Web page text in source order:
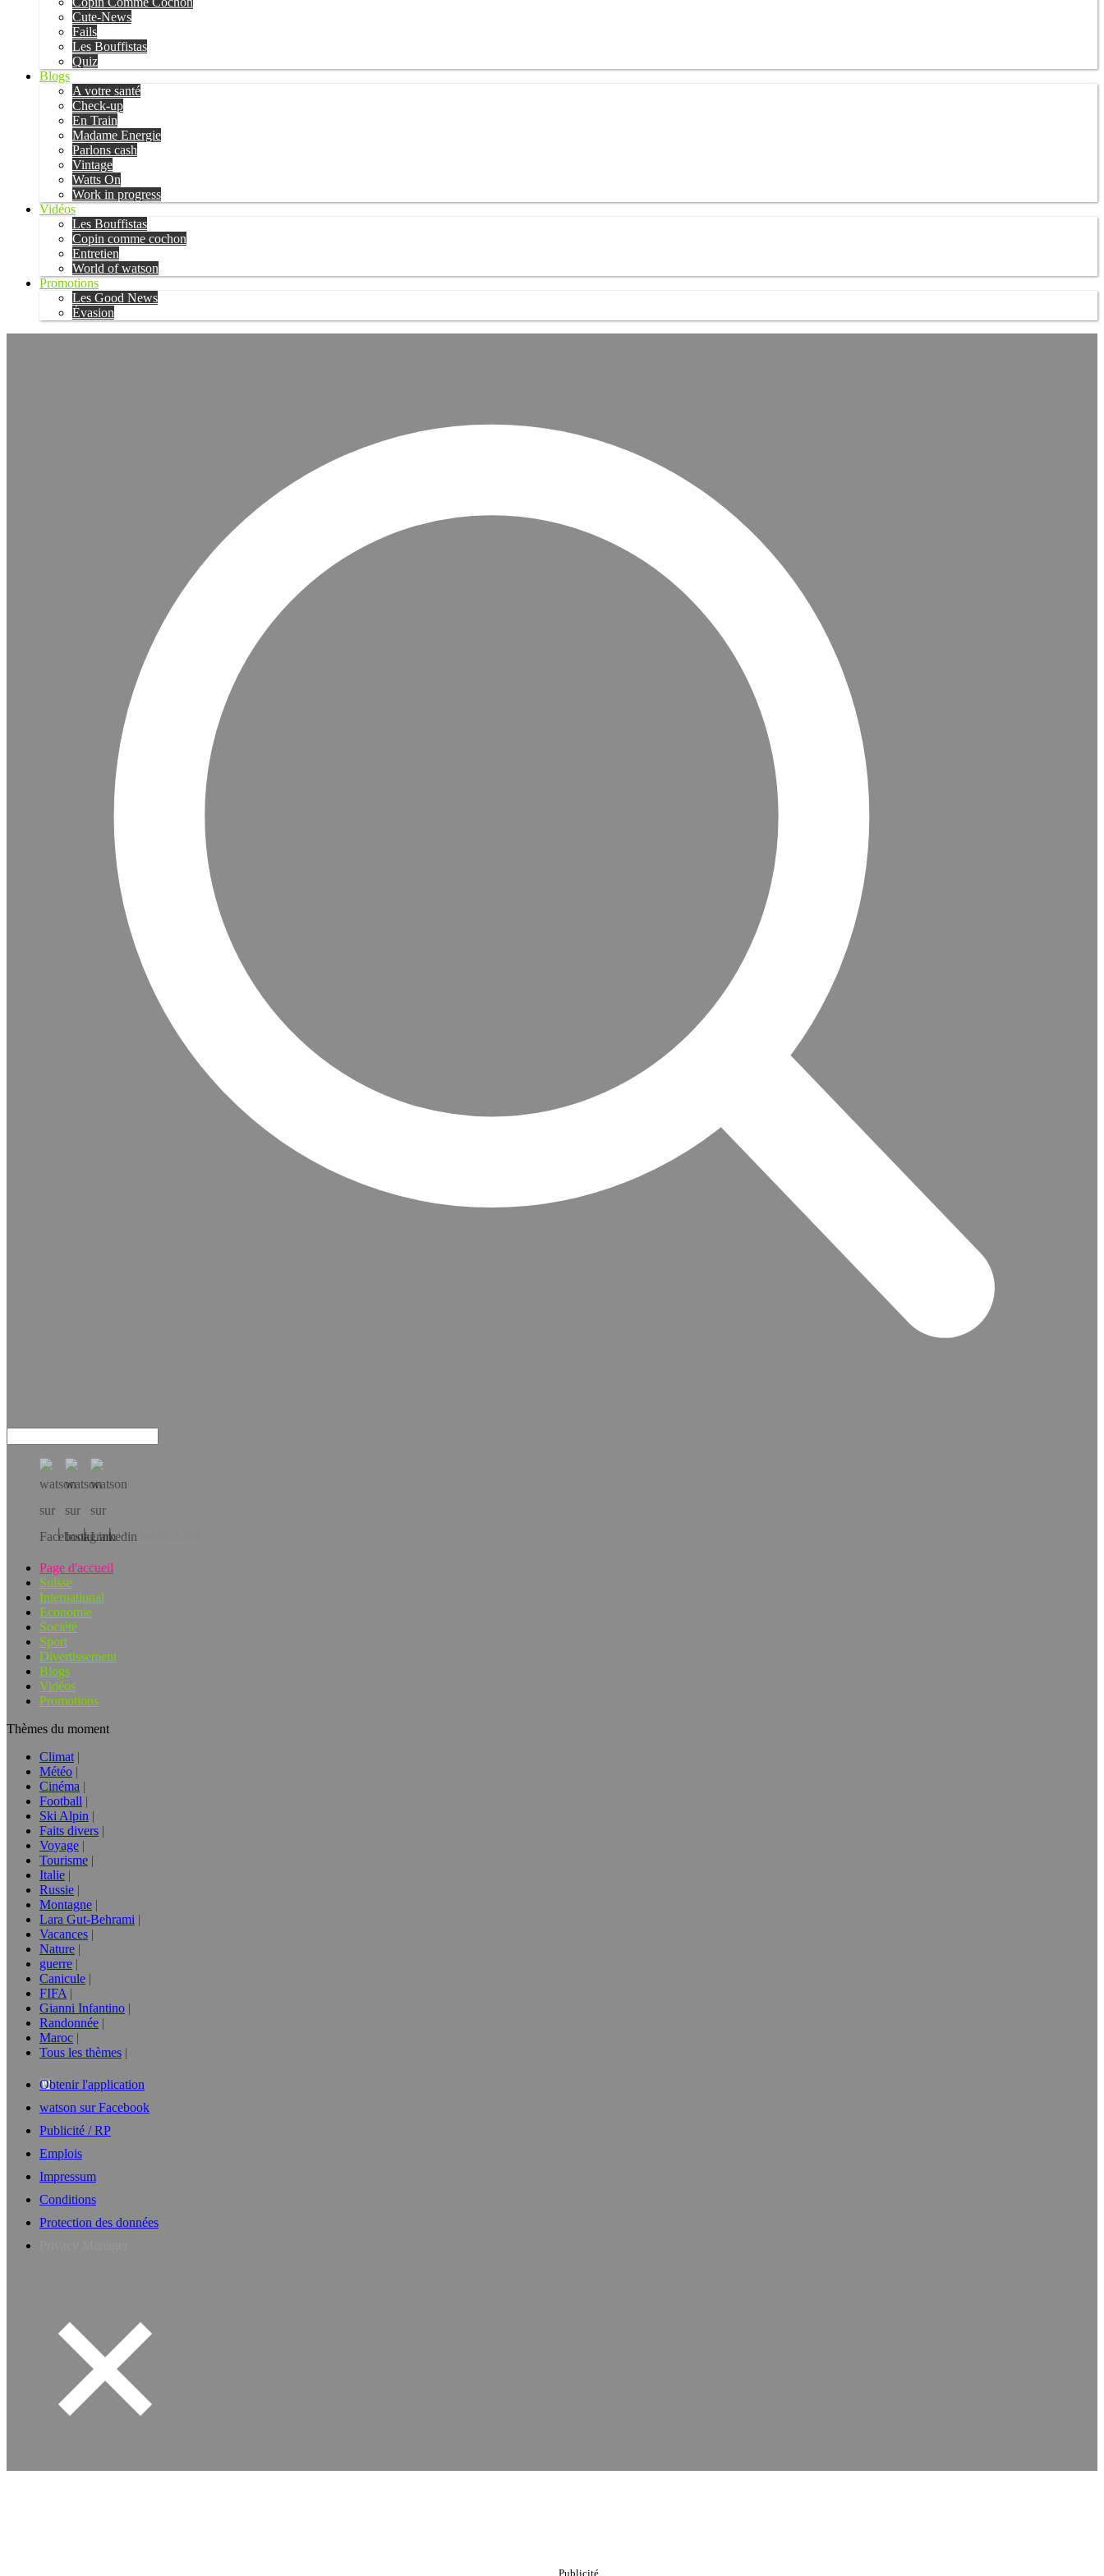
Cute-News
Fails
Les Bouffistas
Quiz
Blogs
A votre santé
Check-up
En Train
Madame Energie
Parlons cash
Vintage
Watts On
Work in progress
Vidéos
Les Bouffistas
Copin comme cochon
Entretien
World of watson
Promotions
Les Good News
Évasion
Téléchargez l’app!
Page d'accueil
Suisse
International
Economie
Société
Sport
Divertissement
Blogs
Vidéos
Promotions
Thèmes du moment
Climat
Météo
Cinéma
Football
Ski Alpin
Faits divers
Voyage
Tourisme
Italie
Russie
Montagne
Lara Gut-Behrami
Vacances
Nature
guerre
Canicule
FIFA
Gianni Infantino
Randonnée
Maroc
Tous les thèmes
Obtenir l'application
watson sur Facebook
Publicité / RP
Emplois
Impressum
Conditions
Protection des données